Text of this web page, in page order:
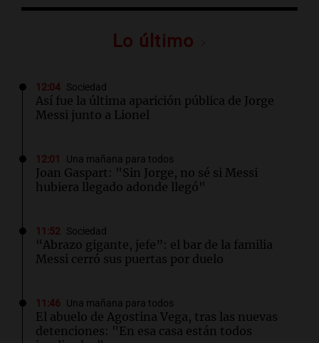
Lo último
12:04 Sociedad
Así fue la última aparición pública de Jorge
Messi junto a Lionel
12:01 Una mañana para todos
Joan Gaspart: "Sin Jorge, no sé si Messi
hubiera llegado adonde llegó"
11:52 Sociedad
“Abrazo gigante, jefe”: el bar de la familia
Messi cerró sus puertas por duelo
11:46 Una mañana para todos
El abuelo de Agostina Vega, tras las nuevas
detenciones: "En esa casa están todos